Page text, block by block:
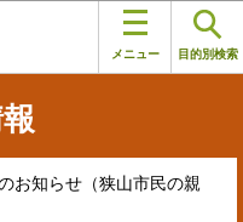
メニュー 目的別検索
お知らせ（狭山市民の親